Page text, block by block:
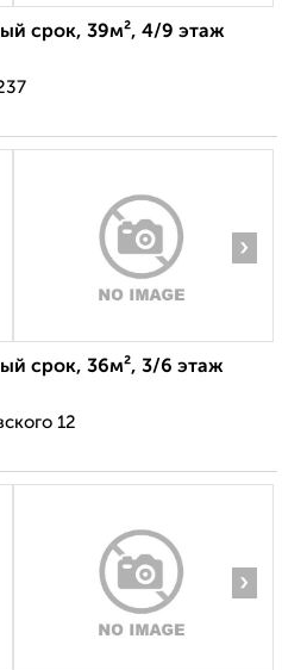
срок, 39м², 4/9 этаж
›
срок, 36м², 3/6 этаж
12
›